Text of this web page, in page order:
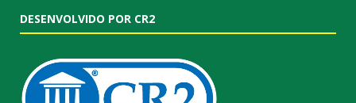
DESENVOLVIDO POR CR2